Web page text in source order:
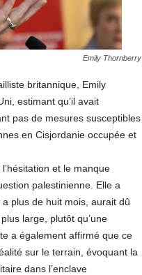
Emily Thornberry
britannique, Emily
estimant qu’il avait
pas de mesures susceptibles
en Cisjordanie occupée et
et le manque
palestinienne. Elle a
plus de huit mois, aurait dû
large, plutôt qu’une
a également affirmé que ce
sur le terrain, évoquant la
dans l’enclave